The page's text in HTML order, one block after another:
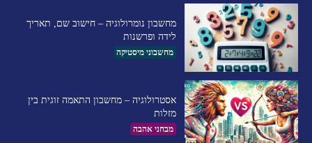
מחשבון נומרולוגיה – חישוב שם, תאריך
לידה ופרשנות
מחשבוני מיסטיקה
אסטרולוגיה – מחשבון התאמה זוגית בין
מזלות
מבחני אהבה